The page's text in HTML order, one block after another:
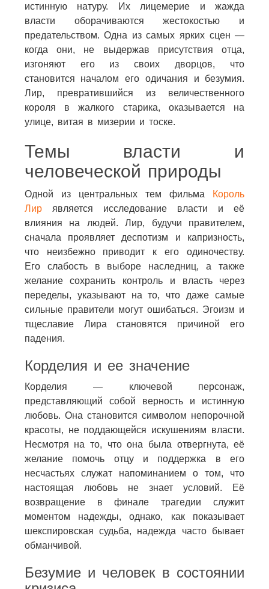
истинную натуру. Их лицемерие и жажда
власти оборачиваются жестокостью и
предательством. Одна из самых ярких сцен —
когда они, не выдержав присутствия отца,
изгоняют его из своих дворцов, что
становится началом его одичания и безумия.
Лир, превратившийся из величественного
короля в жалкого старика, оказывается на
улице, витая в мизерии и тоске.
Темы власти и
человеческой природы
Одной из центральных тем фильма
Король
Лирявляется исследование власти и её
влияния на людей. Лир, будучи правителем,
сначала проявляет деспотизм и капризность,
что неизбежно приводит к его одиночеству.
Его слабость в выборе наследниц, а также
желание сохранить контроль и власть через
переделы, указывают на то, что даже самые
сильные правители могут ошибаться. Эгоизм и
тщеславие Лира становятся причиной его
падения.
Корделия и ее значение
Корделия — ключевой персонаж,
представляющий собой верность и истинную
любовь. Она становится символом непорочной
красоты, не поддающейся искушениям власти.
Несмотря на то, что она была отвергнута, её
желание помочь отцу и поддержка в его
несчастьях служат напоминанием о том, что
настоящая любовь не знает условий. Её
возвращение в финале трагедии служит
моментом надежды, однако, как показывает
шекспировская судьба, надежда часто бывает
обманчивой.
Безумие и человек в состоянии